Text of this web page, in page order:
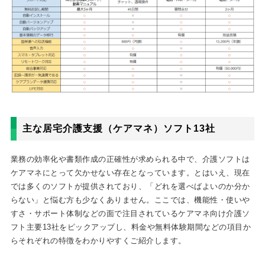
主な居宅介護支援（ケアマネ）ソフト13社
業務の効率化や書類作成の正確性が求められる中で、介護ソフトは
ケアマネにとって欠かせない存在となっています。とはいえ、現在
では多くのソフトが提供されており、「どれを選べばよいのか分か
らない」と悩む方も少なくありません。ここでは、機能性・使いや
すさ・サポート体制などの面で注目されているケアマネ向け介護ソ
フト主要13社をピックアップし、料金や無料体験期間などの項目か
らそれぞれの特徴をわかりやすくご紹介します。